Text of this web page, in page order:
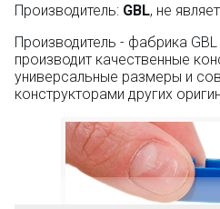
Производитель: GBL, не
Производитель - фабрика
производит качественные
универсальные размеры и
конструкторами других